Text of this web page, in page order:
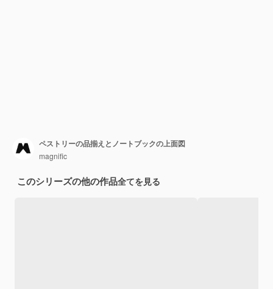
ペストリーの品揃えとノートブックの上面図
magnific
このシリーズの他の作品全てを見る